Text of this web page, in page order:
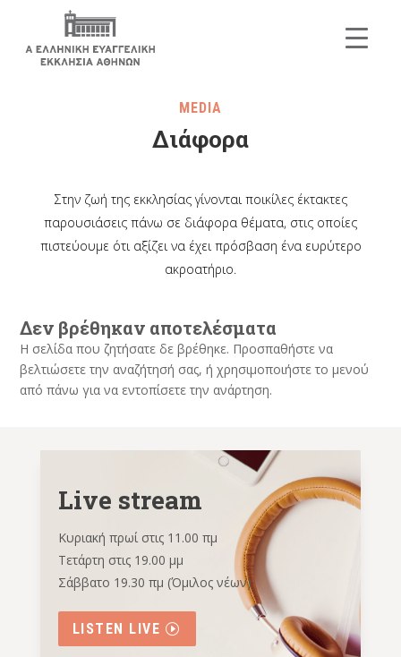
MEDIA
Διάφορα
Στην ζωή της εκκλησίας γίνονται ποικίλες έκτακτες
παρουσιάσεις πάνω σε διάφορα θέματα, στις οποίες
πιστεύουμε ότι αξίζει να έχει πρόσβαση ένα ευρύτερο
ακροατήριο.
Δεν βρέθηκαν αποτελέσματα
Η σελίδα που ζητήσατε δε βρέθηκε. Προσπαθήστε να
βελτιώσετε την αναζήτησή σας, ή χρησιμοποιήστε το μενού
από πάνω για να εντοπίσετε την ανάρτηση.
Live stream
Κυριακή πρωί στις 11.00 πμ
Τετάρτη στις 19.00 μμ
Σάββατο 19.30 πμ (Όμιλος νέων)
LISTEN LIVE